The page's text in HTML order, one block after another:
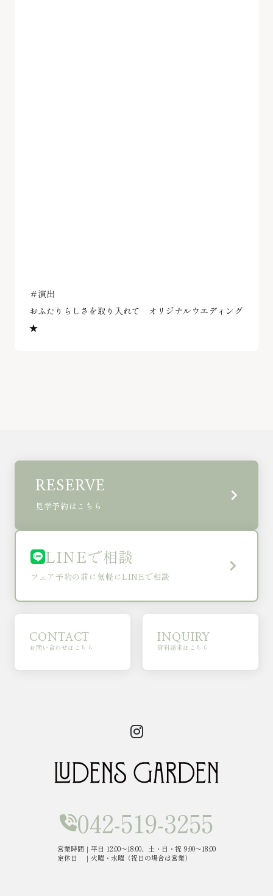
＃演出
おふたりらしさを取り入れて オリジナルウエディング
★
RESERVE
見学予約はこちら
keyboard_arrow_right
LINEで相談
フェア予約の前に気軽にLINEで相談
keyboard_arrow_right
CONTACT
お問い合わせはこちら
INQUIRY
資料請求はこちら
042-519-3255
営業時間｜平日 12:00～18:00、土・日・祝 9:00～18:00
定休日 ｜火曜・水曜（祝日の場合は営業）